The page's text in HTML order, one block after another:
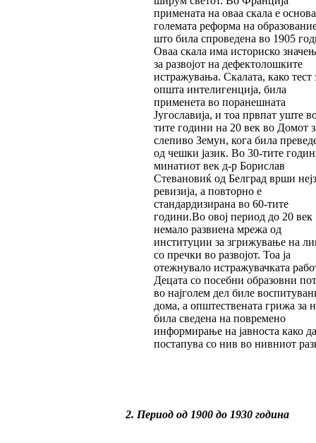
примената на оваа скала е
големата реформа на
што била спроведена во 1905
Оваа скала има историско
за развојот на дефектолошките
истражувања. Скалата, како тест
општа интелигенција, била
применета во поранешната
Југославија, и тоа првпат уште
тите години на 20 век во Домот
слепиво Земун, кога била
од чешки јазик. Во 30-тите
минатиот век д-р Борислав
Стевановиќ од Белград врши
ревизија, а повторно е
стандардизирана во 60-тите
години.Во овој период до 20 век
немало развиена мрежа од
институции за згрижување на
со пречки во развојот. Тоа ја
отежнувало истражувачката
Децата со посебни образовни
во најголем дел биле
дома, а општествената грижа за
била сведена на повремено
информирање на јавноста како
постапува со нив во нивниот
2. Период од 1900 до 1930 година